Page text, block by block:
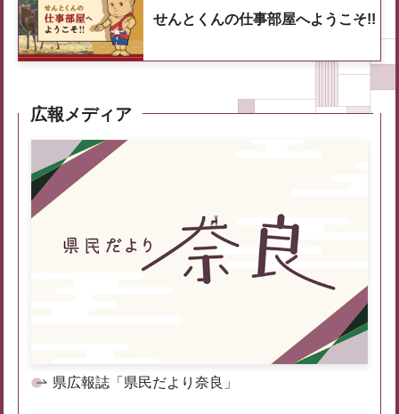
せんとくんの仕事部屋へようこそ!!
広報メディア
県広報誌「県民だより奈良」